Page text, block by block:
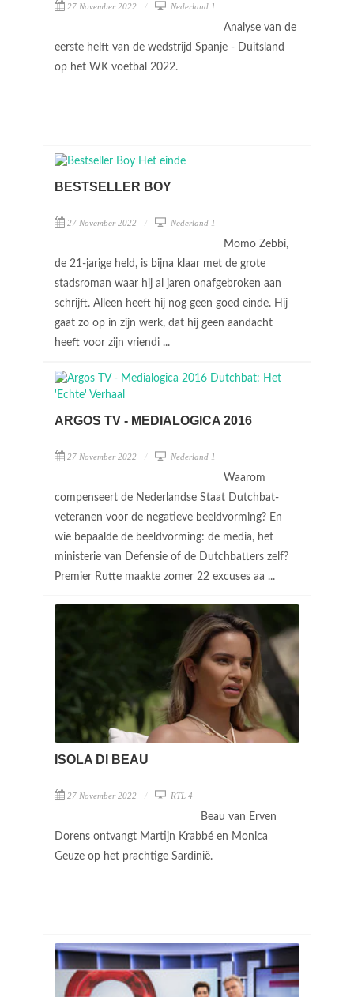
27 November 2022 Nederland 1
Analyse van de
eerste helft van de wedstrijd Spanje - Duitsland
op het WK voetbal 2022.
BESTSELLER BOY
27 November 2022 Nederland 1
Momo Zebbi,
de 21-jarige held, is bijna klaar met de grote
stadsroman waar hij al jaren onafgebroken aan
schrijft. Alleen heeft hij nog geen goed einde. Hij
gaat zo op in zijn werk, dat hij geen aandacht
heeft voor zijn vriendi ...
ARGOS TV - MEDIALOGICA 2016
27 November 2022 Nederland 1
Waarom
compenseert de Nederlandse Staat Dutchbat-
veteranen voor de negatieve beeldvorming? En
wie bepaalde de beeldvorming: de media, het
ministerie van Defensie of de Dutchbatters zelf?
Premier Rutte maakte zomer 22 excuses aa ...
ISOLA DI BEAU
27 November 2022 RTL 4
Beau van Erven
Dorens ontvangt Martijn Krabbé en Monica
Geuze op het prachtige Sardinië.